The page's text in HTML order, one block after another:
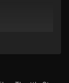
nicht im Kopf)